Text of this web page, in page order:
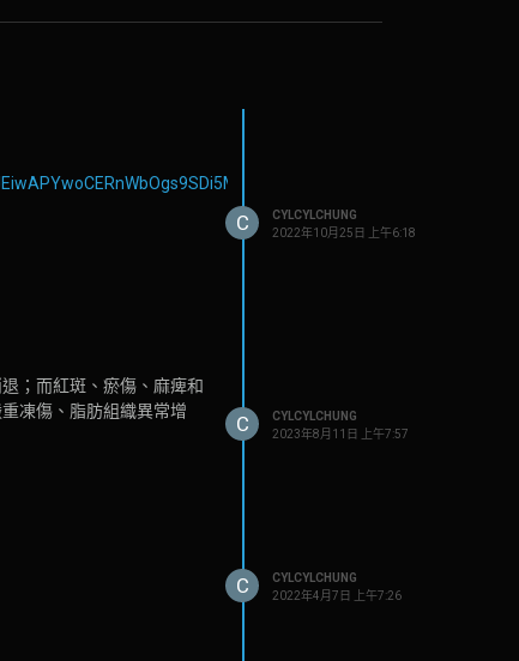
C
CYLCYLCHUNG
2022年10月25日 上午6:18
；而紅斑、瘀傷、麻痺和
凍傷、脂肪組織異常增
C
CYLCYLCHUNG
2023年8月11日 上午7:57
C
CYLCYLCHUNG
2022年4月7日 上午7:26